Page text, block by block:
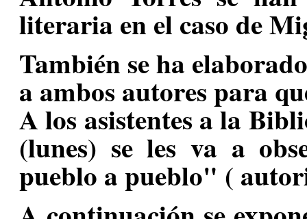
literaria en el caso de
También se ha
a ambos autores para
A los asistentes a la
(lunes) se les va a
pueblo a pueblo" (